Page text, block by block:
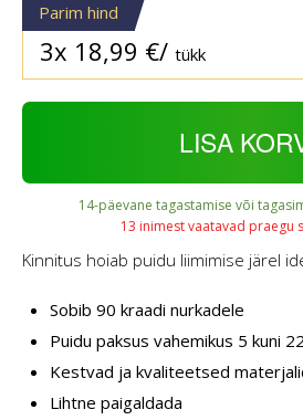
Parim hind
3x 18,99 €/ tükk
LISA
14-päevane tagastamise või
13 inimest vaatavad praegu
Kinnitus hoiab puidu liimimise järel
Sobib 90 kraadi nurkadele
Puidu paksus vahemikus 5 kuni
Kestvad ja kvaliteetsed
Lihtne paigaldada